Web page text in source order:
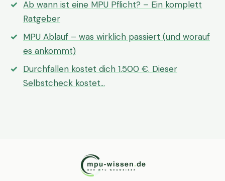
Ab wann ist eine MPU Pflicht? – Ein komplett
Ratgeber
MPU Ablauf – was wirklich passiert (und worauf
es ankommt)
Durchfallen kostet dich 1.500 €. Dieser
Selbstcheck kostet…